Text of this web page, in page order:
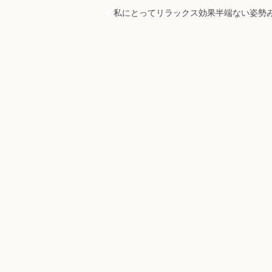
私にとってリラックス効果半端ない姿勢